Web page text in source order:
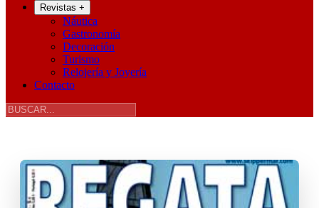
Revistas +
Náutica
Gastronomía
Decoración
Turismo
Relojería y Joyería
Contacto